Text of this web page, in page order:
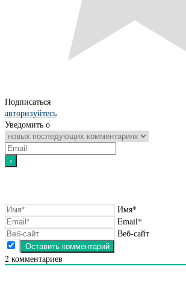
Подписаться
авторизуйтесь
Уведомить о
Имя*
Email*
Веб-сайт
2 комментариев